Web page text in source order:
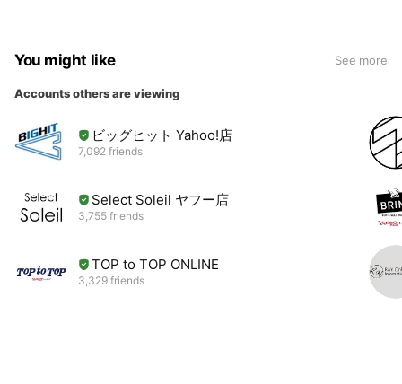
You might like See more
Accounts others are viewing
ビッグヒット Yahoo!店
7,092 friends
Select Soleil ヤフー店
3,755 friends
TOP to TOP ONLINE
3,329 friends